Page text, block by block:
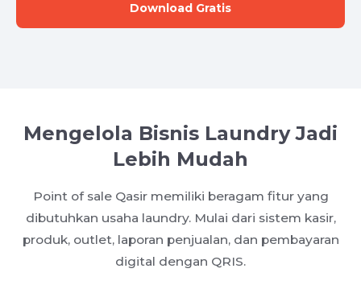
Download Gratis
Mengelola Bisnis Laundry Jadi
Lebih Mudah
Point of sale Qasir memiliki beragam fitur yang
dibutuhkan usaha laundry. Mulai dari sistem kasir,
produk, outlet, laporan penjualan, dan pembayaran
digital dengan QRIS.